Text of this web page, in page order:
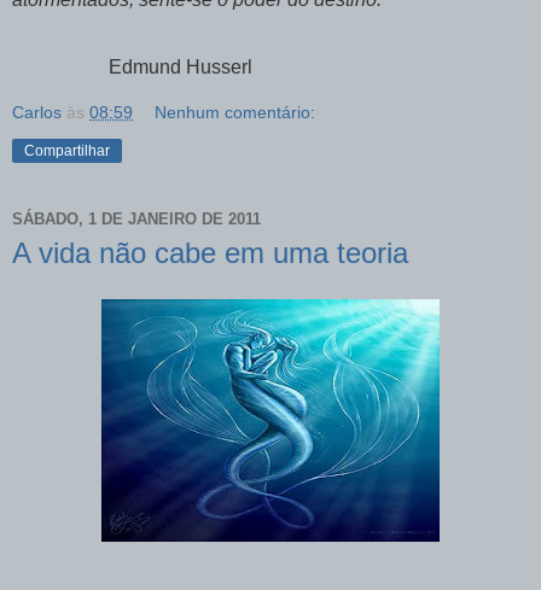
Edmund Husserl
Carlos às 08:59 Nenhum comentário:
Compartilhar
SÁBADO, 1 DE JANEIRO DE 2011
A vida não cabe em uma teoria